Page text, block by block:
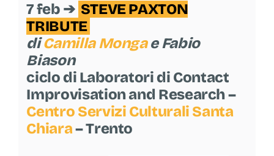
7 feb ➔ STEVE PAXTON
TRIBUTE
diCamilla Mongae Fabio
Biason
ciclo di Laboratori di Contact
Improvisation and Research –
Centro Servizi Culturali Santa
Chiara– Trento